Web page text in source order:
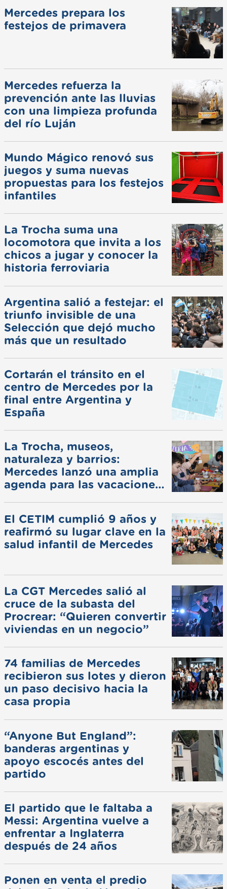
Mercedes prepara los
festejos de primavera
Mercedes refuerza la
prevención ante las lluvias
con una limpieza profunda
del río Luján
Mundo Mágico renovó sus
juegos y suma nuevas
propuestas para los festejos
infantiles
La Trocha suma una
locomotora que invita a los
chicos a jugar y conocer la
historia ferroviaria
Argentina salió a festejar: el
triunfo invisible de una
Selección que dejó mucho
más que un resultado
Cortarán el tránsito en el
centro de Mercedes por la
final entre Argentina y
España
La Trocha, museos,
naturaleza y barrios:
Mercedes lanzó una amplia
agenda para las vacaciones
El CETIM cumplió 9 años y
reafirmó su lugar clave en la
salud infantil de Mercedes
La CGT Mercedes salió al
cruce de la subasta del
Procrear: “Quieren convertir
viviendas en un negocio”
74 familias de Mercedes
recibieron sus lotes y dieron
un paso decisivo hacia la
casa propia
“Anyone But England”:
banderas argentinas y
apoyo escocés antes del
partido
El partido que le faltaba a
Messi: Argentina vuelve a
enfrentar a Inglaterra
después de 24 años
Ponen en venta el predio